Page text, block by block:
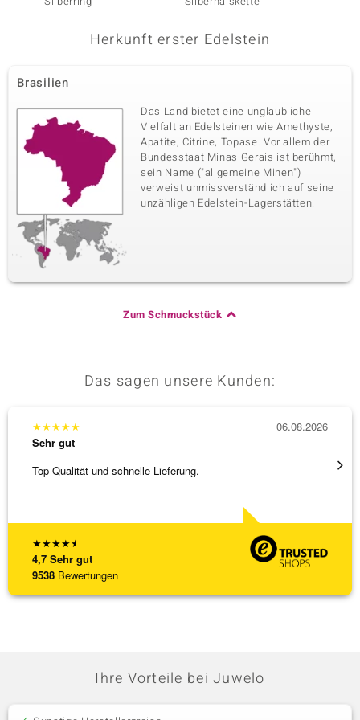
Herkunft erster Edelstein
Brasilien
Das Land bietet eine unglaubliche
Vielfalt an Edelsteinen wie Amethyste,
Apatite, Citrine, Topase. Vor allem der
Bundesstaat Minas Gerais ist berühmt,
sein Name ("allgemeine Minen")
verweist unmissverständlich auf seine
unzähligen Edelstein-Lagerstätten.
Zum Schmuckstück
Das sagen unsere Kunden:
★★★★★
4,7 Sehr gut
9538 Bewertungen
★★★★★
Sehr gut
Top Qualität und schnelle Lieferung.
06.08.2026
Ihre Vorteile bei Juwelo